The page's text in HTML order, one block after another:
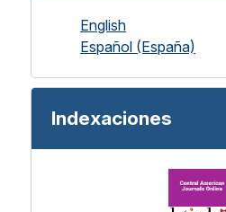
English
Español (España)
Indexaciones